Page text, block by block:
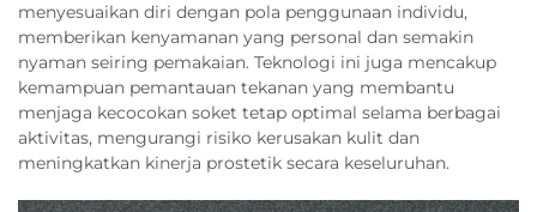
menyesuaikan diri dengan pola penggunaan individu,
memberikan kenyamanan yang personal dan semakin
nyaman seiring pemakaian. Teknologi ini juga mencakup
kemampuan pemantauan tekanan yang membantu
menjaga kecocokan soket tetap optimal selama berbagai
aktivitas, mengurangi risiko kerusakan kulit dan
meningkatkan kinerja prostetik secara keseluruhan.